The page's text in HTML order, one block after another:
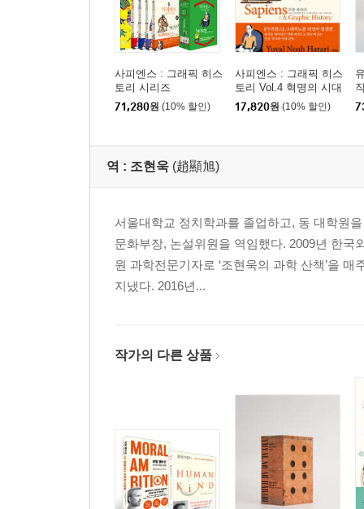
사피엔스 : 그래픽 히스
토리 시리즈
71,280원 (10% 할인)
사피엔스 : 그래픽 히스
토리 Vol.4 혁명의 시대
17,820원 (10% 할인)
역 : 조현욱 (趙顯旭)
서울대학교 정치학과를 졸업하고, 동 대학원
문화부장, 논설위원을 역임했다. 2009년 한국
원 과학전문기자로 ‘조현욱의 과학 산책’을
지냈다. 2016년...
작가의 다른 상품